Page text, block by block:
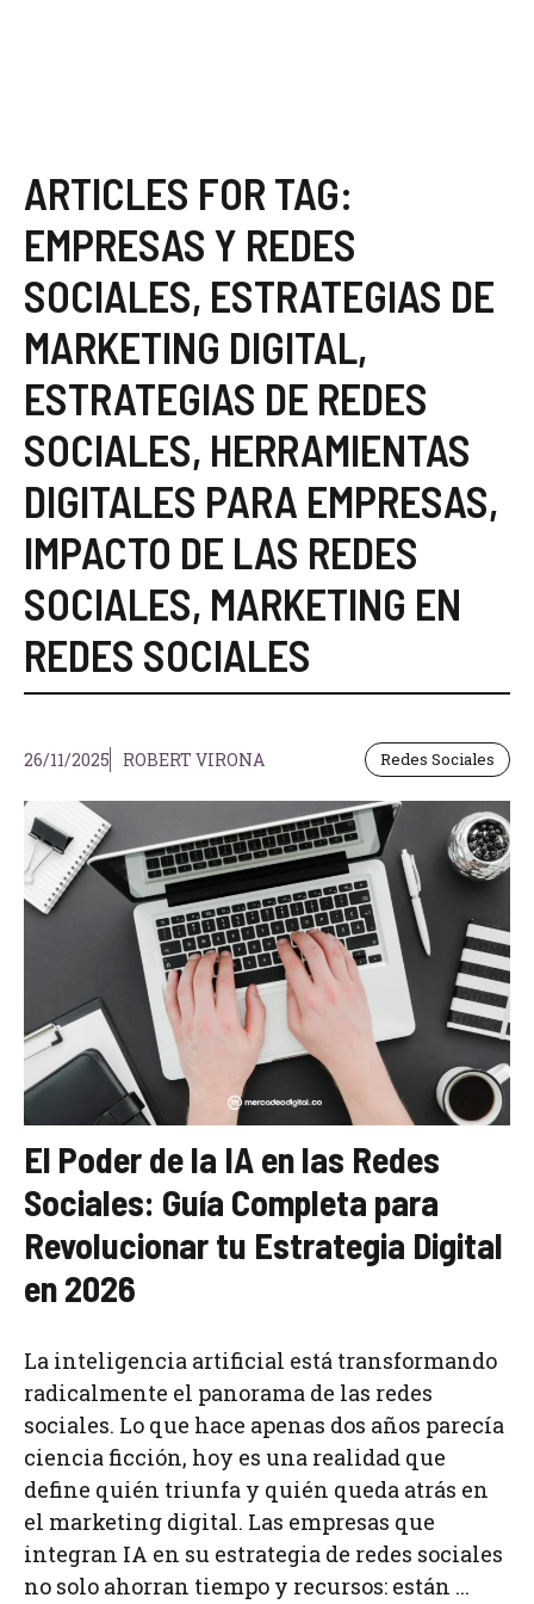
ARTICLES FOR TAG:
EMPRESAS Y REDES
SOCIALES, ESTRATEGIAS DE
MARKETING DIGITAL,
ESTRATEGIAS DE REDES
SOCIALES, HERRAMIENTAS
DIGITALES PARA EMPRESAS,
IMPACTO DE LAS REDES
SOCIALES, MARKETING EN
REDES SOCIALES
26/11/2025 ROBERT VIRONA Redes Sociales
El Poder de la IA en las Redes
Sociales: Guía Completa para
Revolucionar tu Estrategia Digital
en 2026
La inteligencia artificial está transformando
radicalmente el panorama de las redes
sociales. Lo que hace apenas dos años parecía
ciencia ficción, hoy es una realidad que
define quién triunfa y quién queda atrás en
el marketing digital. Las empresas que
integran IA en su estrategia de redes sociales
no solo ahorran tiempo y recursos: están ...